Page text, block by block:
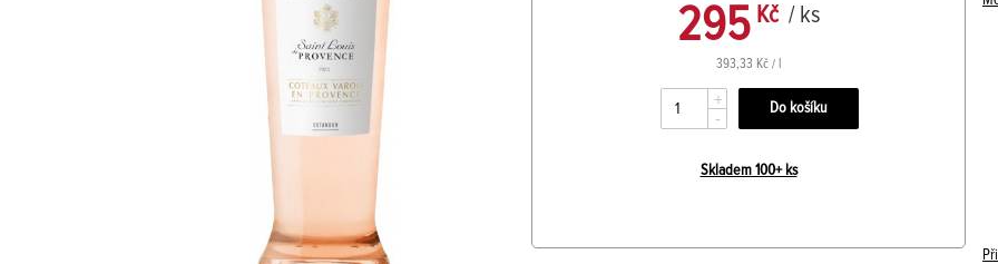
295 Kč / ks
393,33 Kč / l
+
-
Skladem 100+ ks